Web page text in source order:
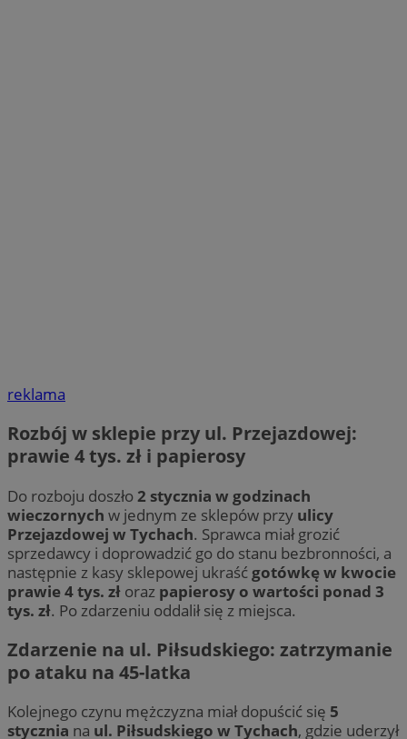
reklama
Rozbój w sklepie przy ul. Przejazdowej:
prawie 4 tys. zł i papierosy
Do rozboju doszło2 stycznia w godzinach
wieczornych w jednym ze sklepów przy ulicy
Przejazdowej w Tychach. Sprawca miał grozić
sprzedawcy i doprowadzić go do stanu bezbronności, a
następnie z kasy sklepowej ukraść gotówkę w kwocie
prawie 4 tys. zł oraz papierosy o wartości ponad 3
tys. zł. Po zdarzeniu oddalił się z miejsca.
Zdarzenie na ul. Piłsudskiego: zatrzymanie
po ataku na 45-latka
Kolejnego czynu mężczyzna miał dopuścić się 5
stycznia na ul. Piłsudskiego w Tychach, gdzie uderzył